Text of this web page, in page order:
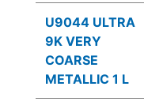
U9044 ULTRA
9K VERY
COARSE
METALLIC 1 L